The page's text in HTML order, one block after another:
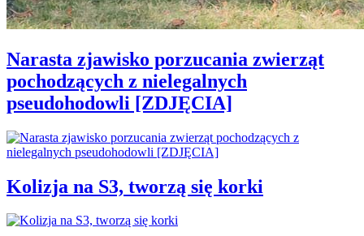
Narasta zjawisko porzucania zwierząt
pochodzących z nielegalnych
pseudohodowli [ZDJĘCIA]
Kolizja na S3, tworzą się korki